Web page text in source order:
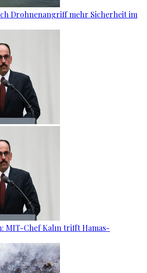
Drohnenangriff mehr Sicherheit im
MIT-Chef Kalın trifft Hamas-